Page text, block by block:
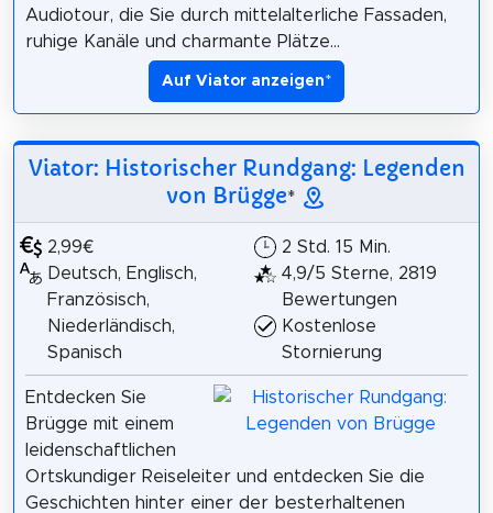
Audiotour, die Sie durch mittelalterliche Fassaden,
ruhige Kanäle und charmante Plätze...
Auf Viator anzeigen*
Viator: Historischer Rundgang: Legenden
von Brügge*
2,99€
Deutsch, Englisch,
Französisch,
Niederländisch,
Spanisch
2 Std. 15 Min.
4,9/5 Sterne, 2819
Bewertungen
Kostenlose
Stornierung
Entdecken Sie
Brügge mit einem
leidenschaftlichen
Ortskundiger Reiseleiter und entdecken Sie die
Geschichten hinter einer der besterhaltenen